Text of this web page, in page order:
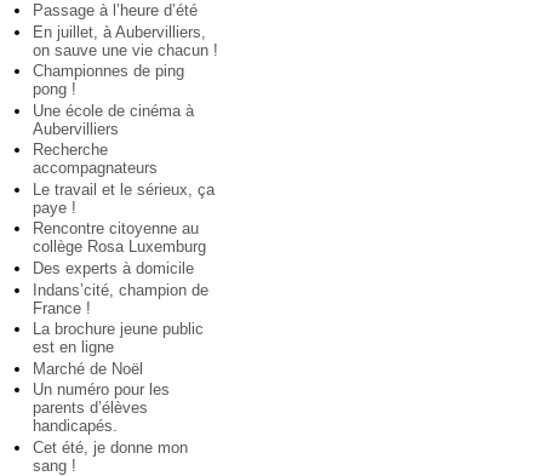
Passage à l’heure d’été
En juillet, à Aubervilliers,
on sauve une vie chacun !
Championnes de ping
pong !
Une école de cinéma à
Aubervilliers
Recherche
accompagnateurs
Le travail et le sérieux, ça
paye !
Rencontre citoyenne au
collège Rosa Luxemburg
Des experts à domicile
Indans’cité, champion de
France !
La brochure jeune public
est en ligne
Marché de Noël
Un numéro pour les
parents d’élèves
handicapés.
Cet été, je donne mon
sang !